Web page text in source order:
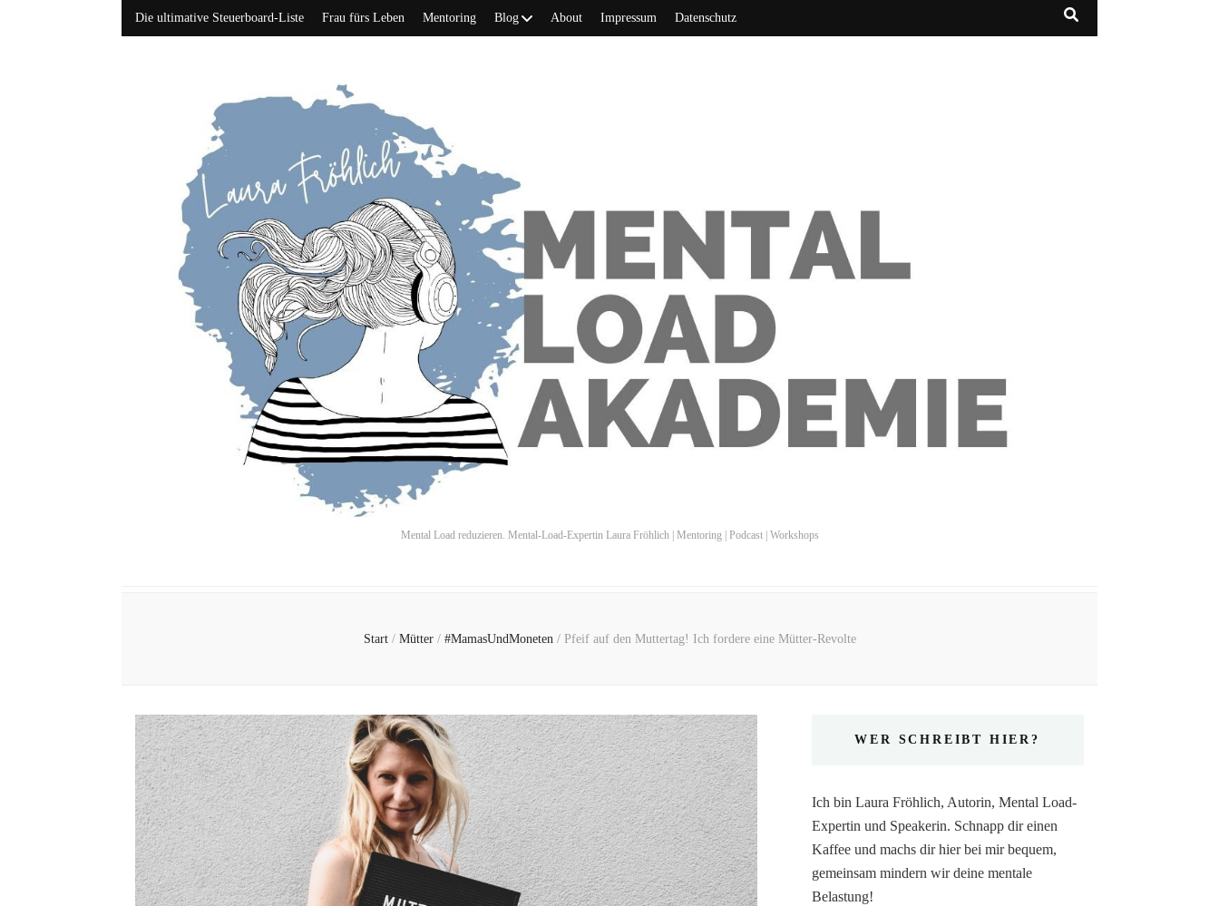
Die ultimative Steuerboard-Liste Frau fürs Leben Mentoring Blog About Impressum Datenschutz
Mental Load reduzieren. Mental-Load-Expertin Laura Fröhlich | Mentoring | Podcast | Workshops
Start / Mütter / #MamasUndMoneten / Pfeif auf den Muttertag! Ich fordere eine Mütter-Revolte
WER SCHREIBT HIER?
Ich bin Laura Fröhlich, Autorin, Mental Load-
Expertin und Speakerin. Schnapp dir einen
Kaffee und machs dir hier bei mir bequem,
gemeinsam mindern wir deine mentale
Belastung!